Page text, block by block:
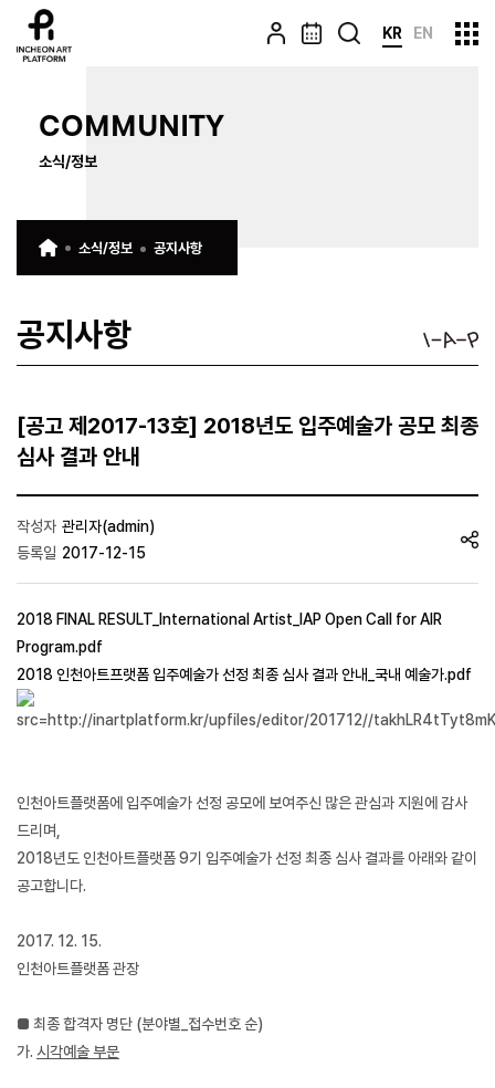
KR EN
COMMUNITY
소식/정보
소식/정보 공지사항
공지사항
[공고 제2017-13호] 2018년도 입주예술가 공모 최종
심사 결과 안내
작성자 관리자(admin)
등록일 2017-12-15
2018 FINAL RESULT_International Artist_IAP Open Call for AIR
Program.pdf
2018 인천아트프랫폼 입주예술가 선정 최종 심사 결과 안내_국내 예술가.pdf
인천아트플랫폼에 입주예술가 선정 공모에 보여주신 많은 관심과 지원에 감사
드리며,
2018년도 인천아트플랫폼 9기 입주예술가 선정 최종 심사 결과를 아래와 같이
공고합니다.
2017. 12. 15.
인천아트플랫폼 관장
■ 최종 합격자 명단 (분야별_접수번호 순)
가. 시각예술 부문